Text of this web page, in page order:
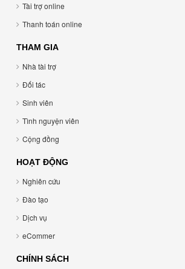
Tài trợ online
Thanh toán online
THAM GIA
Nhà tài trợ
Đối tác
Sinh viên
Tình nguyện viên
Cộng đồng
HOẠT ĐỘNG
Nghiên cứu
Đào tạo
Dịch vụ
eCommer
CHÍNH SÁCH